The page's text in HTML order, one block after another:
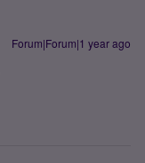
Forum|Forum|1 year ago